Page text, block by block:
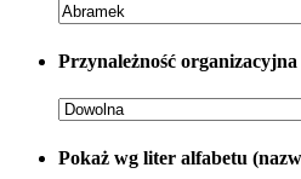
Przynależność organizacyjna
Pokaż wg liter alfabetu